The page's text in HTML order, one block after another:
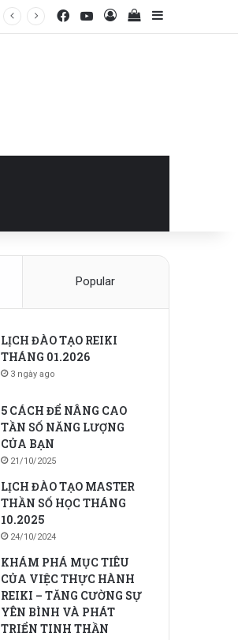
FacebookYouTube
Log InView your
Sidebar
Popular
LỊCH ĐÀO TẠO REIKI
THÁNG 01.2026
3 ngày ago
5 CÁCH ĐỂ NÂNG CAO
TẦN SỐ NĂNG LƯỢNG
CỦA BẠN
21/10/2025
LỊCH ĐÀO TẠO MASTER
THẦN SỐ HỌC THÁNG
10.2025
24/10/2024
KHÁM PHÁ MỤC TIÊU
CỦA VIỆC THỰC HÀNH
REIKI – TĂNG CƯỜNG SỰ
YÊN BÌNH VÀ PHÁT
TRIỂN TINH THẦN